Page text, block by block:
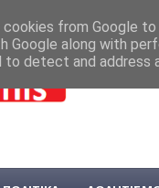
from Google
Google along with
detect and address